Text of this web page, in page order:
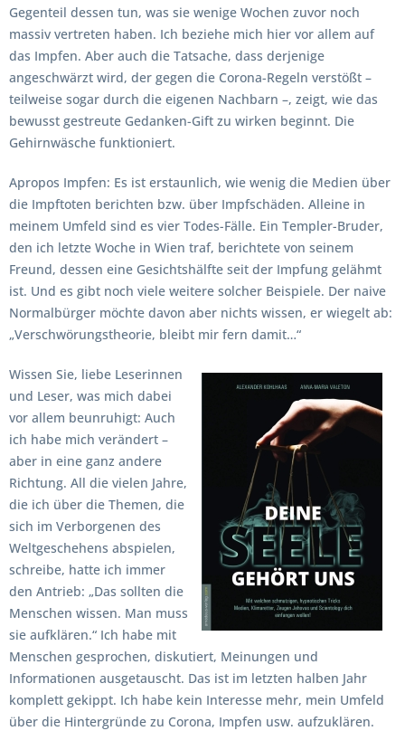
Gegenteil dessen tun, was sie wenige Wochen zuvor noch
massiv vertreten haben. Ich beziehe mich hier vor allem auf
das Impfen. Aber auch die Tatsache, dass derjenige
angeschwärzt wird, der gegen die Corona-Regeln verstößt –
teilweise sogar durch die eigenen Nachbarn –, zeigt, wie das
bewusst gestreute Gedanken-Gift zu wirken beginnt. Die
Gehirnwäsche funktioniert.
Apropos Impfen: Es ist erstaunlich, wie wenig die Medien über
die Impftoten berichten bzw. über Impfschäden. Alleine in
meinem Umfeld sind es vier Todes-Fälle. Ein Templer-Bruder,
den ich letzte Woche in Wien traf, berichtete von seinem
Freund, dessen eine Gesichtshälfte seit der Impfung gelähmt
ist. Und es gibt noch viele weitere solcher Beispiele. Der naive
Normalbürger möchte davon aber nichts wissen, er wiegelt ab:
„Verschwörungstheorie, bleibt mir fern damit…“
Wissen Sie, liebe Leserinnen
und Leser, was mich dabei
vor allem beunruhigt: Auch
ich habe mich verändert –
aber in eine ganz andere
Richtung. All die vielen Jahre,
die ich über die Themen, die
sich im Verborgenen des
Weltgeschehens abspielen,
schreibe, hatte ich immer
den Antrieb: „Das sollten die
Menschen wissen. Man muss
sie aufklären.“ Ich habe mit
Menschen gesprochen, diskutiert, Meinungen und
Informationen ausgetauscht. Das ist im letzten halben Jahr
komplett gekippt. Ich habe kein Interesse mehr, mein Umfeld
über die Hintergründe zu Corona, Impfen usw. aufzuklären.